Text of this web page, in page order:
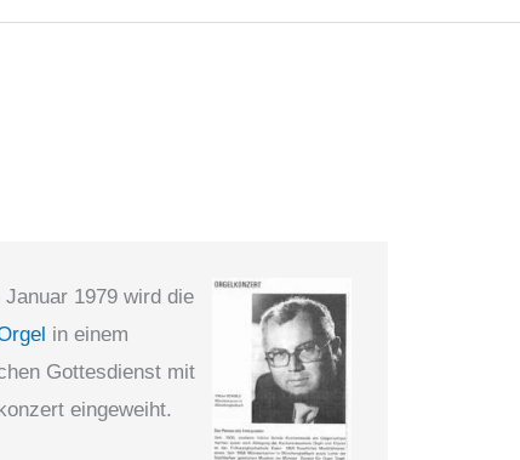
Januar 1979 wird die
in einem
Gottesdienst mit
eingeweiht.